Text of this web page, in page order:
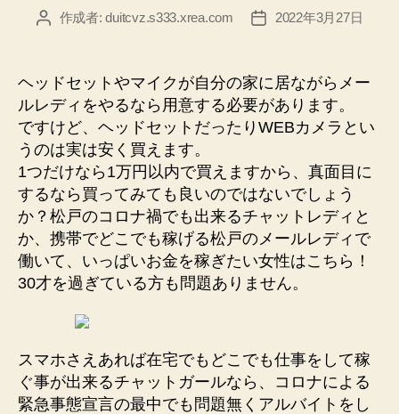
ゃ
バ
求
人”
投 作成者:duitcvz.s333.xrea.com
投
2022年3月27日
ヘッドセットやマイクが自分の家に居ながらメー
ルレディをやるなら用意する必要があります。
ですけど、ヘッドセットだったりWEBカメラとい
うのは実は安く買えます。
1つだけなら1万円以内で買えますから、真面目に
するなら買ってみても良いのではないでしょう
か？松戸のコロナ禍でも出来るチャットレディと
か、携帯でどこでも稼げる松戸のメールレディで
働いて、いっぱいお金を稼ぎたい女性はこちら！
30才を過ぎている方も問題ありません。
スマホさえあれば在宅でもどこでも仕事をして稼
ぐ事が出来るチャットガールなら、コロナによる
緊急事態宣言の最中でも問題無くアルバイトをし